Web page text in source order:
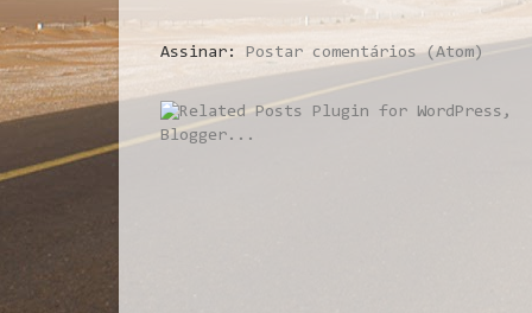
Assinar: Postar comentários (Atom)